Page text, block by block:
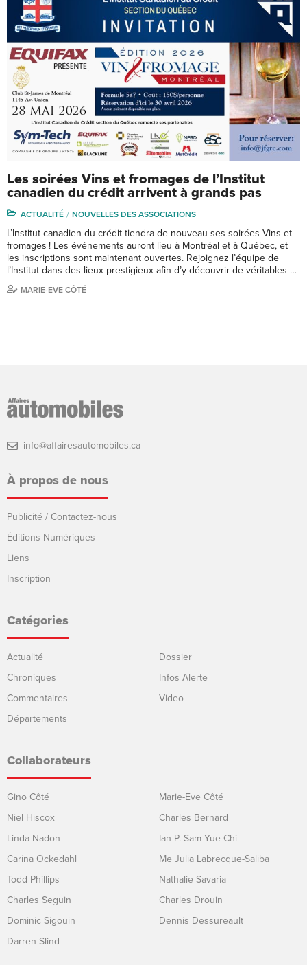
Les soirées Vins et fromages de l’Institut
canadien du crédit arrivent à grands pas
ACTUALITÉ NOUVELLES DES ASSOCIATIONS
L’Institut canadien du crédit tiendra de nouveau ses soirées Vins et
fromages ! Les événements auront lieu à Montréal et à Québec, et
les inscriptions sont maintenant ouvertes. Rejoignez l’équipe de
l’Institut dans des lieux prestigieux afin d’y découvrir de véritables …
MARIE-EVE CÔTÉ
info@affairesautomobiles.ca
À propos de nous
Publicité / Contactez-nous
Éditions Numériques
Liens
Inscription
Catégories
Actualité
Chroniques
Commentaires
Départements
Dossier
Infos Alerte
Video
Collaborateurs
Gino Côté
Niel Hiscox
Linda Nadon
Carina Ockedahl
Todd Phillips
Charles Seguin
Dominic Sigouin
Darren Slind
Marie-Eve Côté
Charles Bernard
Ian P. Sam Yue Chi
Me Julia Labrecque-Saliba
Nathalie Savaria
Charles Drouin
Dennis Dessureault